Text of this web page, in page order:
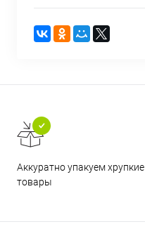
Аккуратно упакуем хрупкие
товары